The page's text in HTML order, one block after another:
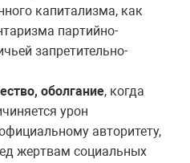
капитализма, как
партийно-
запретительно-
оболгание, когда
урон
авторитету,
жертвам социальных